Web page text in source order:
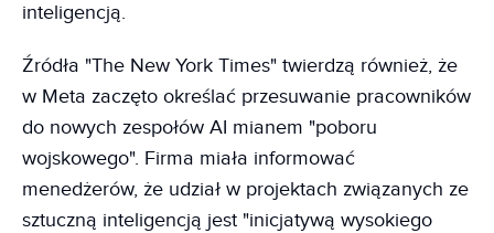
inteligencją.
Źródła "The New York Times" twierdzą również, że
w Meta zaczęto określać przesuwanie pracowników
do nowych zespołów AI mianem "poboru
wojskowego". Firma miała informować
menedżerów, że udział w projektach związanych ze
sztuczną inteligencją jest "inicjatywą wysokiego